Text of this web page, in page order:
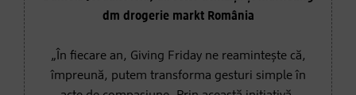
dm drogerie markt România
„În fiecare an, Giving Friday ne reamintește că,
împreună, putem transforma gesturi simple în